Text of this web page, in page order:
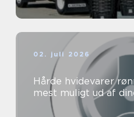
02. juli 2026
Hårde hvidevarer rønne sådan
mest muligt ud af